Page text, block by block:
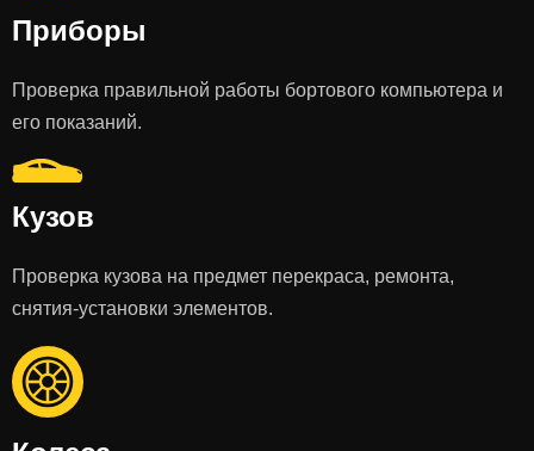
Приборы
Проверка правильной работы бортового компьютера и
его показаний.
Кузов
Проверка кузова на предмет перекраса, ремонта,
снятия-установки элементов.